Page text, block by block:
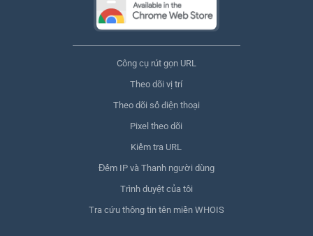
Công cụ rút gọn URL
Theo dõi vị trí
Theo dõi số điện thoại
Pixel theo dõi
Kiểm tra URL
Đếm IP và Thanh người dùng
Trình duyệt của tôi
Tra cứu thông tin tên miền WHOIS